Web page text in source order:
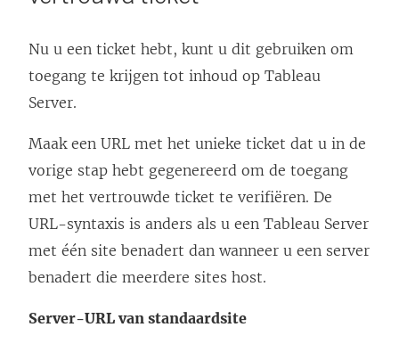
Nu u een ticket hebt, kunt u dit gebruiken om
toegang te krijgen tot inhoud op Tableau
Server.
Maak een URL met het unieke ticket dat u in de
vorige stap hebt gegenereerd om de toegang
met het vertrouwde ticket te verifiëren. De
URL-syntaxis is anders als u een Tableau Server
met één site benadert dan wanneer u een server
benadert die meerdere sites host.
Server-URL van standaardsite